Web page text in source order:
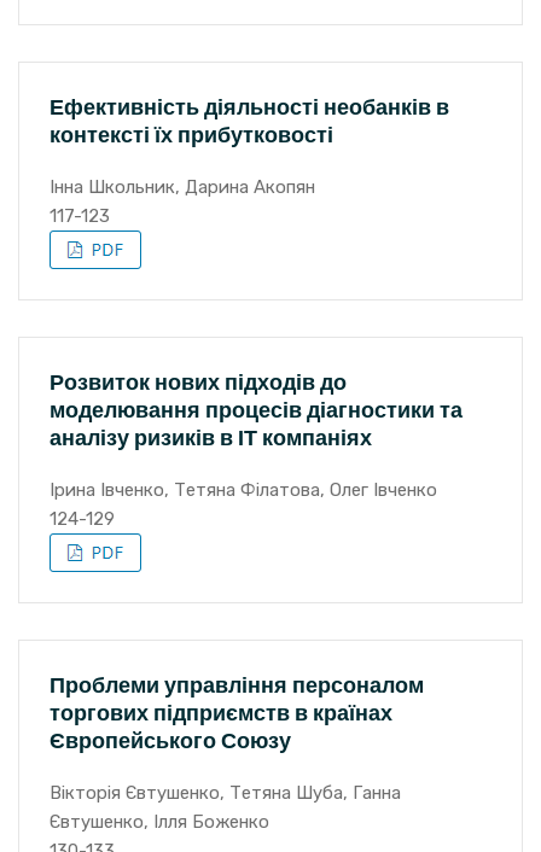
Ефективність діяльності необанків в
контексті їх прибутковості
Інна Школьник, Дарина Акопян
117-123
Розвиток нових підходів до
моделювання процесів діагностики та
аналізу ризиків в ІТ компаніях
Ірина Івченко, Тетяна Філатова, Олег Івченко
124-129
Проблеми управління персоналом
торгових підприємств в країнах
Європейського Союзу
Вікторія Євтушенко, Тетяна Шуба, Ганна
Євтушенко, Ілля Боженко